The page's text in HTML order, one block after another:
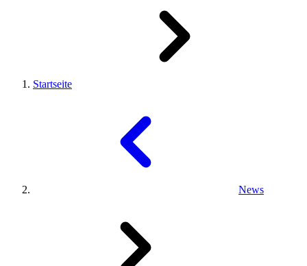
Startseite
News